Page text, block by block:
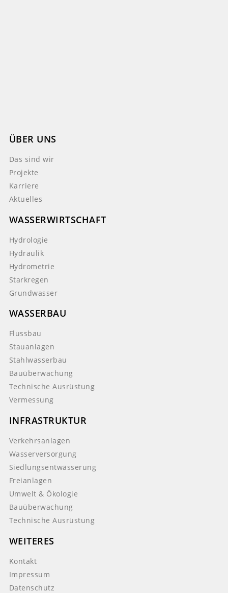
ÜBER UNS
Das sind wir
Projekte
Karriere
Aktuelles
WASSERWIRTSCHAFT
Hydrologie
Hydraulik
Hydrometrie
Starkregen
Grundwasser
WASSERBAU
Flussbau
Stauanlagen
Stahlwasserbau
Bauüberwachung
Technische Ausrüstung
Vermessung
INFRASTRUKTUR
Verkehrsanlagen
Wasserversorgung
Siedlungsentwässerung
Freianlagen
Umwelt & Ökologie
Bauüberwachung
Technische Ausrüstung
WEITERES
Kontakt
Impressum
Datenschutz